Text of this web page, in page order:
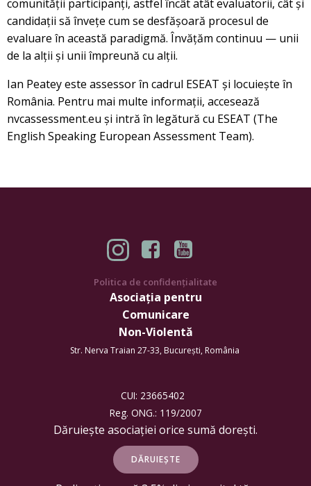
comunității participanți, astfel încât atât evaluatorii, cât și
candidații să învețe cum se desfășoară procesul de
evaluare în această paradigmă. Învățăm continuu — unii
de la alții și unii împreună cu alții.
Ian Peatey este assessor în cadrul ESEAT și locuiește în
România. Pentru mai multe informații, accesează
nvcassessment.eu și intră în legătură cu ESEAT (The
English Speaking European Assessment Team).
Politica de confidențialitate
Asociația pentru
Comunicare
Non-Violentă
Str. Nerva Traian 27-33, București, România
CUI: 23665402
Reg. ONG.: 119/2007
Dăruiește asociației orice sumă dorești.
DĂRUIEȘTE